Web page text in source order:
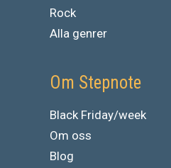
Rock
Alla genrer
Om Stepnote
Black Friday/week
Om oss
Blog